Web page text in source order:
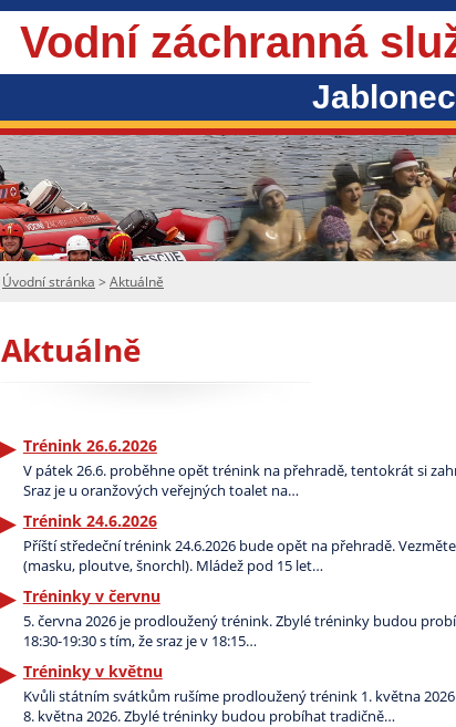
Vodní záchranná
Úvodní stránka > Aktuálně
Aktuálně
Trénink 26.6.2026
V pátek 26.6. proběhne opět trénink na přehradě, tentokrát si
Sraz je u oranžových veřejných toalet na…
Trénink 24.6.2026
Příští středeční trénink 24.6.2026 bude opět na přehradě. Vezměte
(masku, ploutve, šnorchl). Mládež pod 15 let…
Tréninky v červnu
5. června 2026 je prodloužený trénink. Zbylé tréninky budou
18:30-19:30 s tím, že sraz je v 18:15…
Tréninky v květnu
Kvůli státním svátkům rušíme prodloužený trénink 1. května
8. května 2026. Zbylé tréninky budou probíhat tradičně…